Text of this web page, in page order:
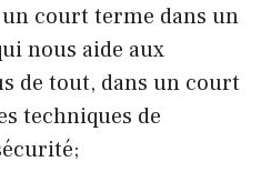
court terme dans un
nous aide aux
de tout, dans un court
techniques de